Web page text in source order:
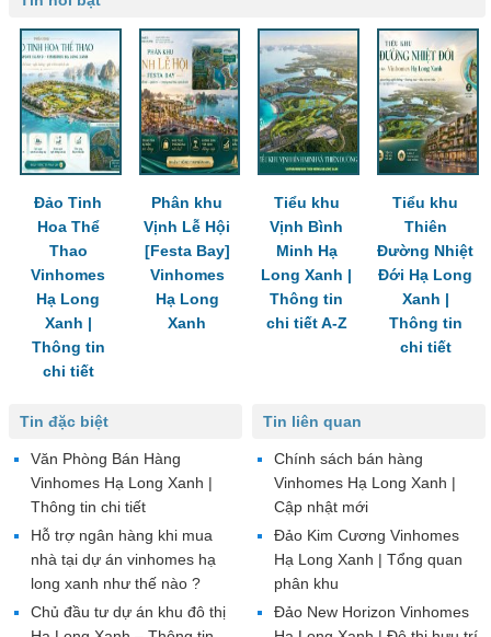
Đảo Tinh
Hoa Thể
Thao
Vinhomes
Hạ Long
Xanh |
Thông tin
chi tiết
Phân khu
Vịnh Lễ Hội
[Festa Bay]
Vinhomes
Hạ Long
Xanh
Tiểu khu
Vịnh Bình
Minh Hạ
Long Xanh |
Thông tin
chi tiết A-Z
Tiểu khu
Thiên
Đường Nhiệt
Đới Hạ Long
Xanh |
Thông tin
chi tiết
Tin liên quan
Chính sách bán hàng
Vinhomes Hạ Long Xanh |
Cập nhật mới
Đảo Kim Cương Vinhomes
Hạ Long Xanh | Tổng quan
phân khu
Đảo New Horizon Vinhomes
Tin đặc biệt
Văn Phòng Bán Hàng
Vinhomes Hạ Long Xanh |
Thông tin chi tiết
Hỗ trợ ngân hàng khi mua
nhà tại dự án vinhomes hạ
long xanh như thế nào ?
Chủ đầu tư dự án khu đô thị